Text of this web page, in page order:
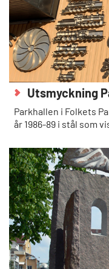
Utsmyckning
Parkhallen i Folkets
år 1986-89 i stål som